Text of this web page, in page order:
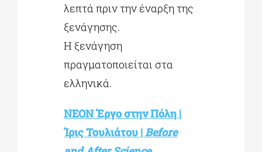
λεπτά πριν την έναρξη της
ξενάγησης.
Η ξενάγηση
πραγματοποιείται στα
ελληνικά.
ΝΕΟΝ Έργο στην Πόλη |
Ίρις Τουλιάτου |Before